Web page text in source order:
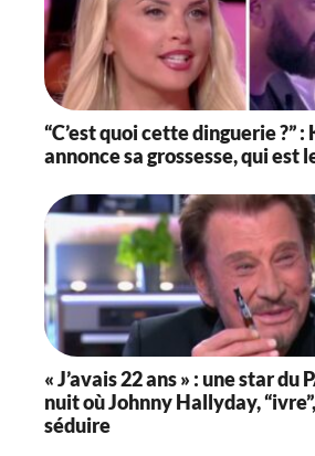
“C’est quoi cette dinguerie ?”
annonce sa grossesse, qui est
« J’avais 22 ans » : une star du
nuit où Johnny Hallyday,
séduire